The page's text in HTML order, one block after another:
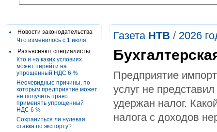
Новости законодательства
Что изменилось с 1 июля
Разъясняют специалисты
Кто и на каких условиях
может перейти на
упрощенный НДС 6 %
Неочевидные причины, по
которым предприятие может
не получить право
применять упрощенный
НДС 6 %
Сохраниться ли нулевая
ставка по экспорту?
Газета НТВ / 2026
Предприятие
услуг не
удержан налог.
налога с доходов